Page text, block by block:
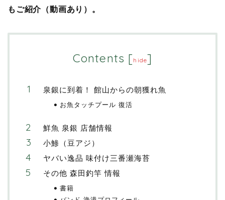
もご紹介（動画あり）。
Contents [hide]
泉銀に到着！ 館山からの朝獲れ魚
お魚タッチプール 復活
鮮魚 泉銀 店舗情報
小鯵（豆アジ）
ヤバい逸品 味付け三番瀬海苔
その他 森田釣竿 情報
書籍